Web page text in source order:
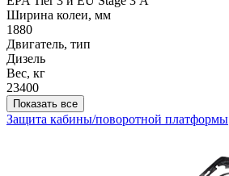
Ширина колеи, мм
1880
Двигатель, тип
Дизель
Вес, кг
23400
Показать все
Защита кабины/поворотной платформы